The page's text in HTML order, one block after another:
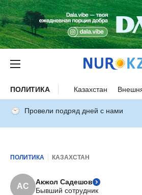
ПОЛИТИКА Казахстан
Провели подряд дней с нами
ПОЛИТИКА КАЗАХСТАН
АС
Акжол Садешов
Бывший сотрудник